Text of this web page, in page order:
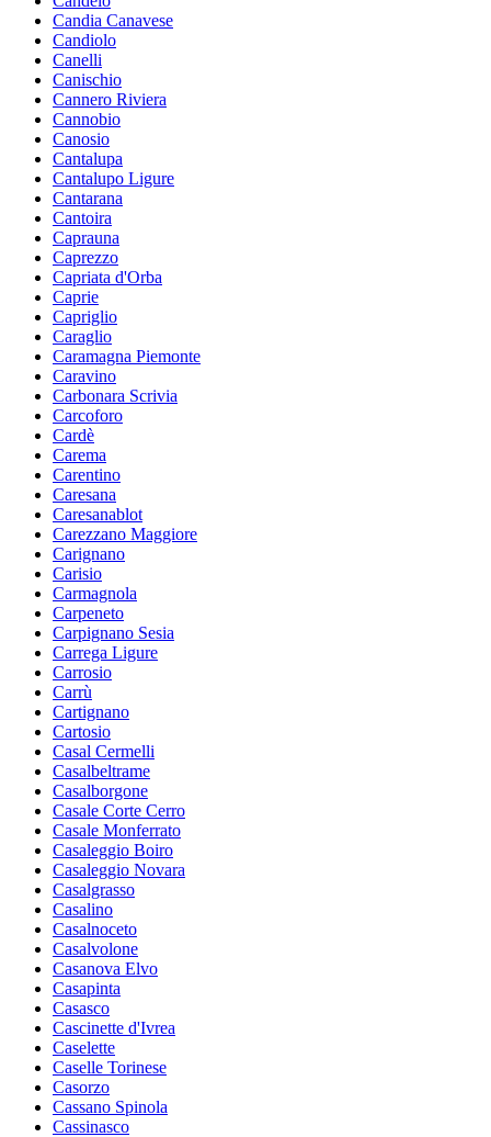
Candia Canavese
Candiolo
Canelli
Canischio
Cannero Riviera
Cannobio
Canosio
Cantalupa
Cantalupo Ligure
Cantarana
Cantoira
Caprauna
Caprezzo
Capriata d'Orba
Caprie
Capriglio
Caraglio
Caramagna Piemonte
Caravino
Carbonara Scrivia
Carcoforo
Cardè
Carema
Carentino
Caresana
Caresanablot
Carezzano Maggiore
Carignano
Carisio
Carmagnola
Carpeneto
Carpignano Sesia
Carrega Ligure
Carrosio
Carrù
Cartignano
Cartosio
Casal Cermelli
Casalbeltrame
Casalborgone
Casale Corte Cerro
Casale Monferrato
Casaleggio Boiro
Casaleggio Novara
Casalgrasso
Casalino
Casalnoceto
Casalvolone
Casanova Elvo
Casapinta
Casasco
Cascinette d'Ivrea
Caselette
Caselle Torinese
Casorzo
Cassano Spinola
Cassinasco